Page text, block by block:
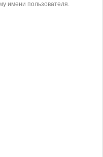
имени пользователя.